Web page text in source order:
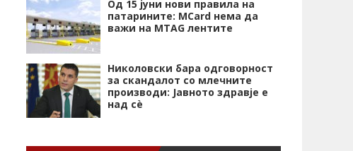
Од 15 јуни нови правила на
патарините: MCard нема да
важи на MTAG лентите
Николовски бара одговорност
за скандалот со млечните
производи: Јавното здравје е
над сѐ